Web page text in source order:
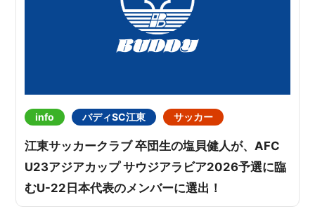
info バディSC江東 サッカー
江東サッカークラブ 卒団生の塩貝健人が、AFC
U23アジアカップ サウジアラビア2026予選に臨
むU-22日本代表のメンバーに選出！